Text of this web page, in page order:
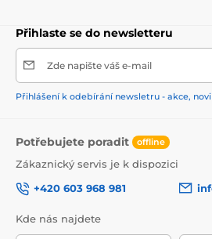
Přihlaste se do newsletteru
Zde napište váš e-mail
Přihlášení k odebírání newsletru - akce,
Potřebujete poradit offline
Zákaznický servis je k dispozici
+420 603 968 981
Kde nás najdete